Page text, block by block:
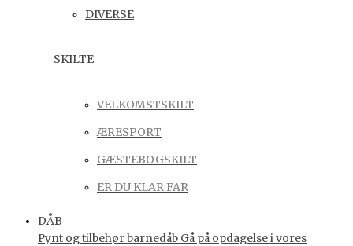
DIVERSE
SKILTE
VELKOMSTSKILT
ÆRESPORT
GÆSTEBOGSKILT
ER DU KLAR FAR
DÅB
Pynt og tilbehør barnedåb Gå på opdagelse i vores